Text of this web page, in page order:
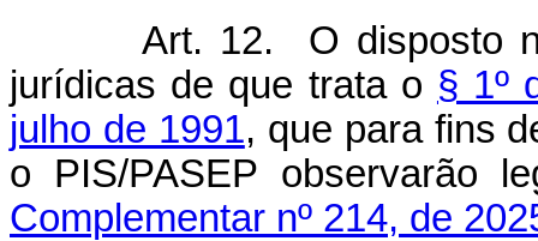
Art. 12. O disposto
jurídicas de que trata o § 1º
julho de 1991, que para fins
o PIS/PASEP
Complementar nº 214, de